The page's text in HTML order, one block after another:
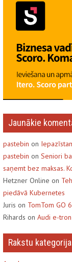
Jaunākie
pastebin on
pastebin on Seniori
saņemt bez maksas.
Hetzner Online on
piedāvā Kubernetes
Juris on TomTom GO
Rihards on Audi e-
Rakstu